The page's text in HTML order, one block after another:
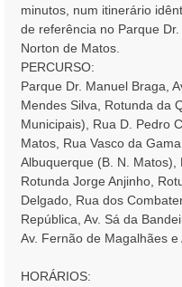
minutos, num itinerário
de referência no Parque
Norton de Matos.
PERCURSO:
Parque Dr. Manuel Braga,
Mendes Silva, Rotunda da
Municipais), Rua D. Pedro
Matos, Rua Vasco da
Albuquerque (B. N.
Rotunda Jorge Anjinho,
Delgado, Rua dos
República, Av. Sá da
Av. Fernão de Magalhães e
HORÁRIOS: